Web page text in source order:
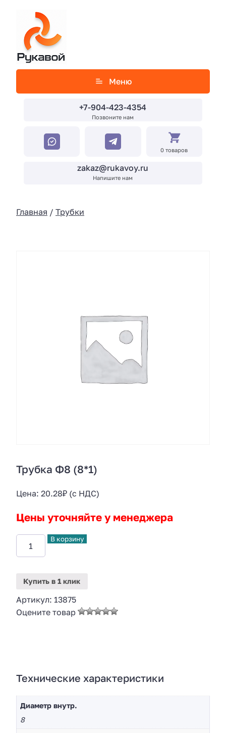
Меню
+7-904-423-4354
Позвоните нам
zakaz@rukavoy.ru
Напишите нам
0 товаров
Главная / Трубки
Трубка Ф8 (8*1)
Цена: 20.28₽ (с НДС)
Цены уточняйте у менеджера
В корзину
Купить в 1 клик
Артикул: 13875
Оцените товар
Технические характеристики
Диаметр внутр.
8